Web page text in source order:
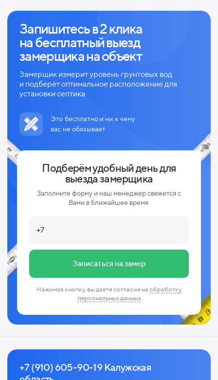
Запишитесь в 2 клика
набесплатный выезд
замерщика на объект
Замерщик измерит уровень грунтовых вод
и подберёт оптимальное расположение для
установки септика
Это бесплатно и ни к чему
вас не обязывает
Подберём удобный день для
выезда замерщика
Заполните форму и наш менеджер свяжется с
Вами в ближайшее время
Записаться на замер
Нажимая кнопку, вы даете согласие на обработку
персональных данных
+7 (910) 605-90-19 Калужская